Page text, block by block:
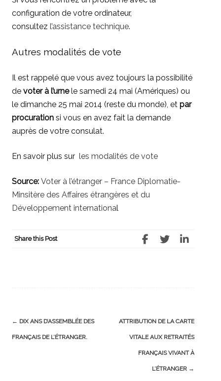
configuration de votre ordinateur,
consultez l’assistance technique.
Autres modalités de vote
Il est rappelé que vous avez toujours la possibilité
de voter à l’urnele samedi 24 mai (Amériques) ou
le dimanche 25 mai 2014 (reste du monde), et par
procuration si vous en avez fait la demande
auprès de votre consulat.
En savoir plus sur les modalités de vote
Source: Voter à l’étranger – France Diplomatie-
Minsitère des Affaires étrangères et du
Développement international
Share this Post
Post
navigation
← DIX ANS D’ASSEMBLÉE DES
FRANÇAIS DE L’ÉTRANGER.
ATTRIBUTION DE LA CARTE
VITALE AUX RETRAITÉS
FRANÇAIS VIVANT À
L’ÉTRANGER →